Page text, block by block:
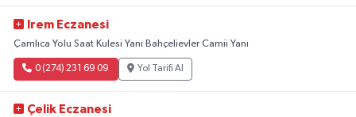
Irem Eczanesi
Çamlıca Yolu Saat Kulesi Yanı Bahçelievler Camii Yanı
0 (274) 231 69 09 Yol Tarifi Al
Çelik Eczanesi